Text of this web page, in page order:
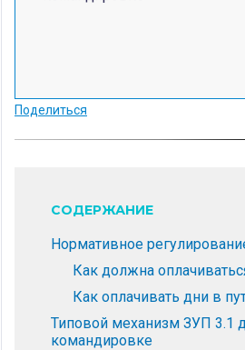
Поделиться
СОДЕРЖАНИЕ
Нормативное
Как должна
Как оплачивать дни в
Типовой механизм ЗУП 3.1
командировке